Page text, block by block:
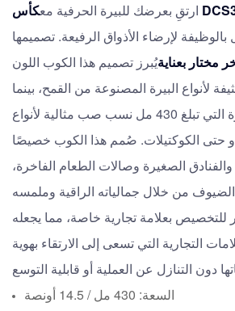
ارتقِ بعرضك للبيرة الحرفية مع
لإرضاء الأذواق الرفيعة. تصميمها
مختار بعنايةيُبرز تصميم هذا الكوب اللون
لأنواع البيرة المصنوعة من القمح، بينما
تضمن سعته الكبيرة التي تبلغ 430 مل نسب صب مثالية لأنواع
أو حتى الكوكتيلات. صُمم هذا الكوب خصيصًا
والفنادق الصغيرة وصالات الطعام الفاخرة،
من خلال جمالياته الراقية وملمسه
للتخصيص بعلامة تجارية خاصة، مما يجعله
التجارية التي تسعى إلى الارتقاء بهوية
السعة: 430 مل / 14.5 أونصة